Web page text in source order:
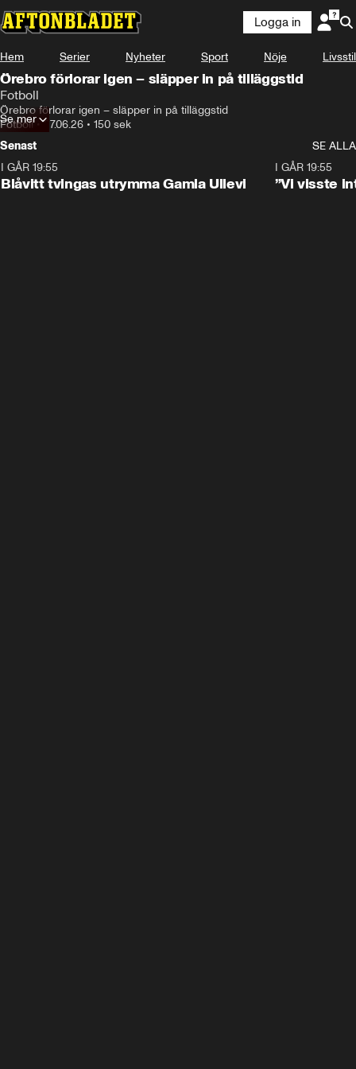
Logga in
Hem Serier Nyheter Sport Nöje Livsstil
Örebro förlorar igen – släpper in på tilläggstid
Fotboll
Örebro förlorar igen – släpper in på tilläggstid
Fotboll•27.06.26 • 150 sek
Se mer
Senast
SE ALLA
I GÅR 19:55
Blåvitt tvingas utrymma Gamla Ullevi
I GÅR 19:55
”Vi visste